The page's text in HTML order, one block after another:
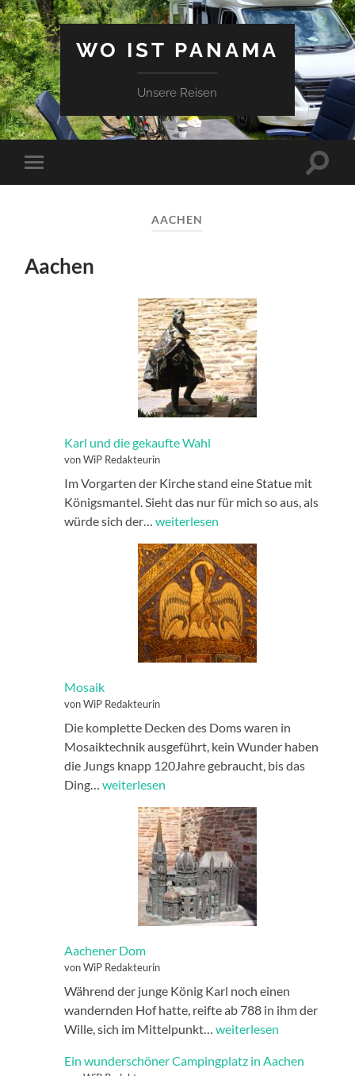
WO IST PANAMA
Unsere Reisen
Mobile-
Menü
AACHEN
Aachen
Karl und die gekaufte Wahl
von WiP Redakteurin
Im Vorgarten der Kirche stand eine Statue mit
Königsmantel. Sieht das nur für mich so aus, als
würde sich der…Karl
die
gekaufte
Wahl
weiterlesen
Mosaik
von WiP Redakteurin
Die komplette Decken des Doms waren in
Mosaiktechnik ausgeführt, kein Wunder haben
die Jungs knapp 120Jahre gebraucht, bis das
Ding…Mosaik
weiterlesen
Aachener Dom
von WiP Redakteurin
Während der junge König Karl noch einen
wandernden Hof hatte, reifte ab 788 in ihm der
Wille, sich im Mittelpunkt…Aachener
weiterlesen
Ein wunderschöner Campingplatz in Aachen